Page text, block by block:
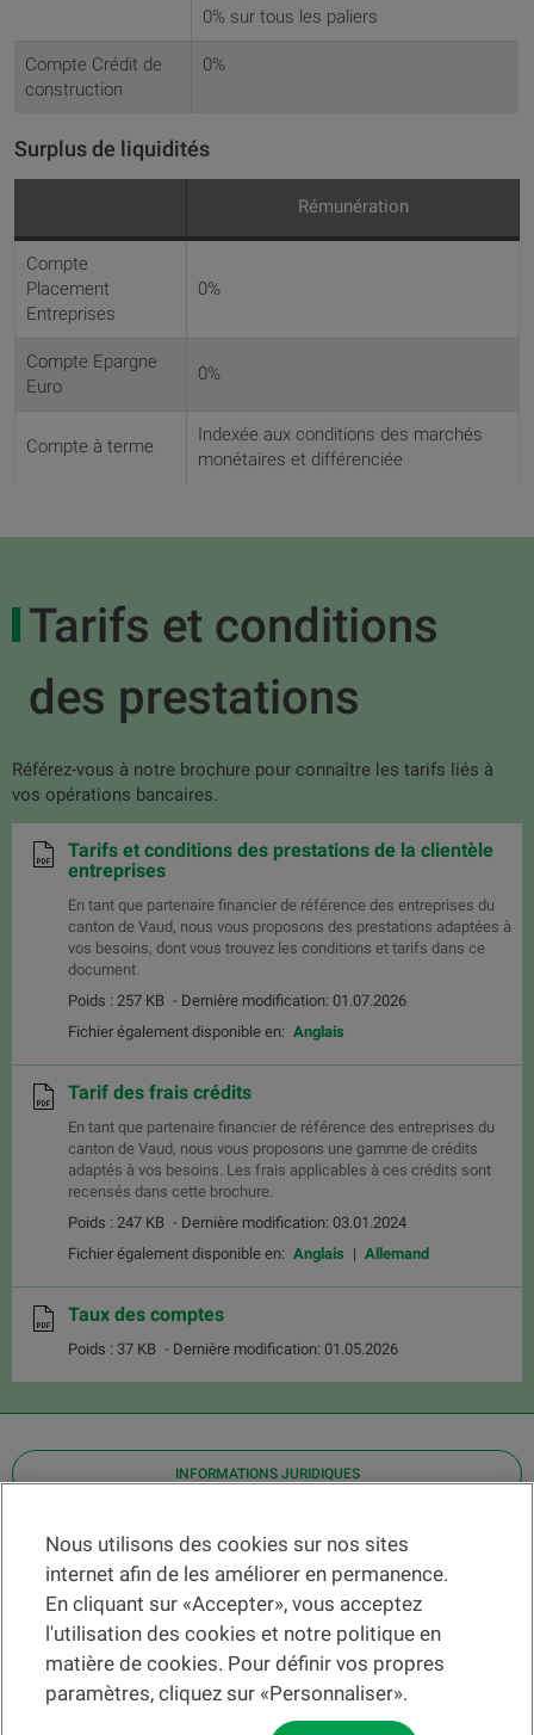
0% sur tous les paliers
Compte Crédit de
construction
0%
Surplus de liquidités
Rémunération
Compte
Placement
Entreprises
0%
Compte Epargne
Euro
0%
Compte à terme
Indexée aux conditions des marchés
monétaires et différenciée
Tarifs et conditions
des prestations
Référez-vous à notre brochure pour connaître les tarifs liés à
vos opérations bancaires.
Tarifs et conditions des prestations de la clientèle
entreprises
En tant que partenaire financier de référence des entreprises du
canton de Vaud, nous vous proposons des prestations adaptées à
vos besoins, dont vous trouvez les conditions et tarifs dans ce
document.
Poids : 257 KB - Dernière modification: 01.07.2026
Fichier également disponible en: Anglais
Tarif des frais crédits
En tant que partenaire financier de référence des entreprises du
canton de Vaud, nous vous proposons une gamme de crédits
adaptés à vos besoins. Les frais applicables à ces crédits sont
recensés dans cette brochure.
Poids : 247 KB - Dernière modification: 03.01.2024
Fichier également disponible en: Anglais Allemand
Taux des comptes
Poids : 37 KB - Dernière modification: 01.05.2026
INFORMATIONS JURIDIQUES
Contact
Localiser une agence
Aide
Actualités
Taux de change
Nous utilisons des cookies sur nos sites
internet afin de les améliorer en permanence.
En cliquant sur «Accepter», vous acceptez
l'utilisation des cookies et notre politique en
matière de cookies. Pour définir vos propres
paramètres, cliquez sur «Personnaliser».